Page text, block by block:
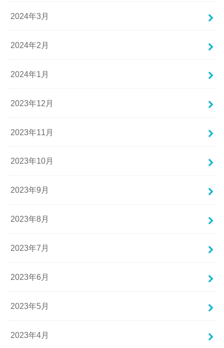
2024年3月
2024年2月
2024年1月
2023年12月
2023年11月
2023年10月
2023年9月
2023年8月
2023年7月
2023年6月
2023年5月
2023年4月